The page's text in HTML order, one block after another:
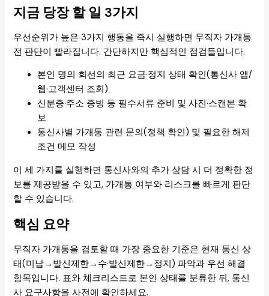
지금 당장 할 일 3가지
우선순위가 높은 3가지 행동을 즉시 실행하면 무직자 가개통
전 판단이 빨라집니다. 간단하지만 핵심적인 점검들입니다.
본인 명의 회선의 최근 요금·정지 상태 확인(통신사 앱/
웹·고객센터 조회)
신분증·주소 증빙 등 필수서류 준비 및 사진·스캔본 확
보
통신사별 가개통 관련 문의(정책 확인) 및 필요한 해제
조건 메모 작성
이 세 가지를 실행하면 통신사와의 추가 상담 시 더 정확한 정
보를 제공받을 수 있고, 가개통 여부와 리스크를 빠르게 판단
할 수 있습니다.
핵심 요약
무직자 가개통을 검토할 때 가장 중요한 기준은 현재 통신 상
태(미납→발신제한→수·발신제한→정지) 파악과 우선 해결
항목입니다. 표와 체크리스트로 본인 상태를 분류한 뒤, 통신
사 요구사항을 사전에 확인하세요.